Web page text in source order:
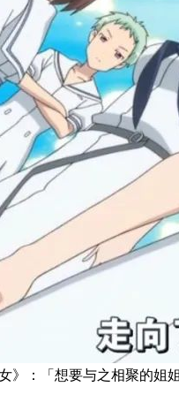
》：「想要与之相聚的姐